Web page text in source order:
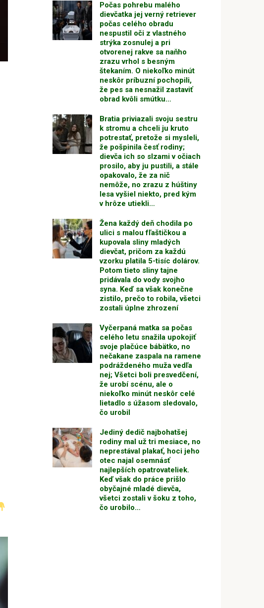
Počas pohrebu malého
dievčatka jej verný retriever
počas celého obradu
nespustil oči z vlastného
strýka zosnulej a pri
otvorenej rakve sa naňho
zrazu vrhol s besným
štekaním. O niekoľko minút
neskôr príbuzní pochopili,
že pes sa nesnažil zastaviť
obrad kvôli smútku…
Bratia priviazali svoju sestru
k stromu a chceli ju kruto
potrestať, pretože si mysleli,
že pošpinila česť rodiny;
dievča ich so slzami v očiach
prosilo, aby ju pustili, a stále
opakovalo, že za nič
nemôže, no zrazu z húštiny
lesa vyšiel niekto, pred kým
v hrôze utiekli…
Žena každý deň chodila po
ulici s malou fľaštičkou a
kupovala sliny mladých
dievčat, pričom za každú
vzorku platila 5-tisíc dolárov.
Potom tieto sliny tajne
pridávala do vody svojho
syna. Keď sa však konečne
zistilo, prečo to robila, všetci
zostali úplne zhrození
Vyčerpaná matka sa počas
celého letu snažila upokojiť
svoje plačúce bábätko, no
nečakane zaspala na ramene
podráždeného muža vedľa
nej; Všetci boli presvedčení,
že urobí scénu, ale o
niekoľko minút neskôr celé
lietadlo s úžasom sledovalo,
čo urobil
Jediný dedič najbohatšej
rodiny mal už tri mesiace, no
neprestával plakať, hoci jeho
otec najal osemnásť
najlepších opatrovateliek.
Keď však do práce prišlo
obyčajné mladé dievča,
všetci zostali v šoku z toho,
čo urobilo…